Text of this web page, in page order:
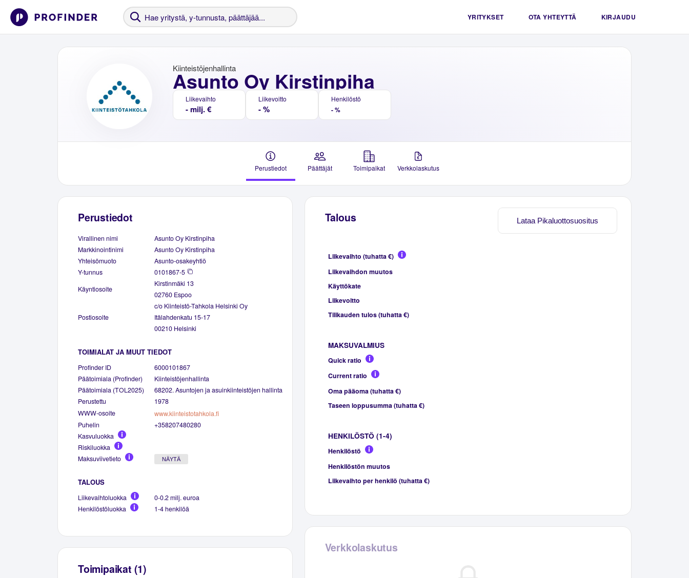
YRITYKSET OTA YHTEYTTÄ KIRJAUDU
Asunto Oy Kirstinpiha
Kiinteistöjenhallinta
Liikevaihto
- milj. €
Liikevoitto
- %
Henkilöstö
- %
Perustiedot Päättäjät Toimipaikat Verkkolaskutus
Perustiedot
Virallinen nimi
Asunto Oy Kirstinpiha
Markkinointinimi
Asunto Oy Kirstinpiha
Yhteisömuoto
Asunto-osakeyhtiö
Y-tunnus
0101867-5
Käyntiosoite
Kirstinmäki 13
02760 Espoo
Postiosoite
c/o Kiinteistö-Tahkola Helsinki Oy
Itälahdenkatu 15-17
00210 Helsinki
TOIMIALAT JA MUUT TIEDOT
Profinder ID
6000101867
Päätoimiala (Profinder)
Kiinteistöjenhallinta
Päätoimiala (TOL2025)
68202. Asuntojen ja asuinkiinteistöjen hallinta
Perustettu
1978
WWW-osoite
www.kiinteistotahkola.fi
Puhelin
+358207480280
Kasvuluokka
Riskiluokka
Maksuviivetieto
NÄYTÄ
TALOUS
Liikevaihtoluokka
0-0.2 milj. euroa
Henkilöstöluokka
1-4 henkilöä
Toimipaikat (1)
Lataa Pikaluottosuositus
Talous
Liikevaihto (tuhatta €)
Liikevaihdon muutos
Käyttökate
Liikevoitto
Tilikauden tulos (tuhatta €)
MAKSUVALMIUS
Quick ratio
Current ratio
Oma pääoma (tuhatta €)
Taseen loppusumma (tuhatta €)
HENKILÖSTÖ (1-4)
Henkilöstö
Henkilöstön muutos
Liikevaihto per henkilö (tuhatta €)
Verkkolaskutus